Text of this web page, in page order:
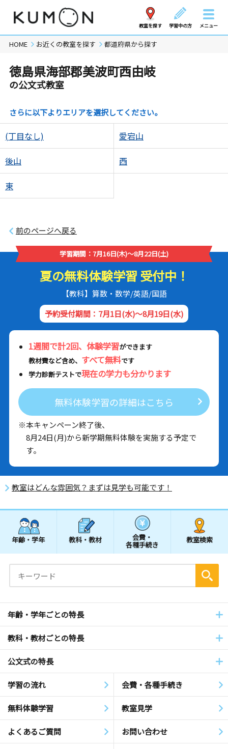
教室を探す 学習中の方 メニュー
HOME お近くの教室を探す 都道府県から探す
徳島県海部郡美波町西由岐
の公文式教室
さらに以下よりエリアを選択してください。
(丁目なし) 愛宕山
後山 西
東
前のページへ戻る
学習期間：7月16日(木)～8月22日(土)
夏の無料体験学習 受付中！
【教科】算数・数学/英語/国語
予約受付期間：7月1日(水)～8月19日(水)
1週間で計2回、体験学習ができます
教材費など含め、 すべて無料です
学力診断テストで現在の学力も分かります
無料体験学習の詳細はこちら
※本キャンペーン終了後、
8月24日(月)から新学期無料体験を実施する予定で
す。
教室はどんな雰囲気？まずは見学も可能です！
年齢・学年 教科・教材 会費・
各種手続き
教室検索
年齢・学年ごとの特長
教科・教材ごとの特長
公文式の特長
学習の流れ 会費・各種手続き
無料体験学習 教室見学
よくあるご質問 お問い合わせ